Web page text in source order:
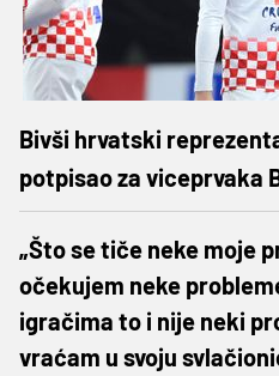
Bivši hrvatski
potpisao za viceprvaka
„Što se tiče neke moje
očekujem neke
igračima to i nije neki
vraćam u svoju